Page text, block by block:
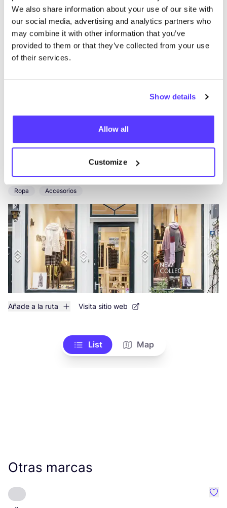
We also share information about your use of our site with
our social media, advertising and analytics partners who
may combine it with other information that you’ve
provided to them or that they’ve collected from your use
of their services.
Show details
Allow all
Customize
Nieuwe Binnenweg 50, Rotterdam
Ropa Accesorios
Visita sitio web
OSKA Amsterdam
Prinsenstraat 18, Amsterdam
Ropa Accesorios
Añade a la ruta Visita sitio web
List Map
Otras marcas